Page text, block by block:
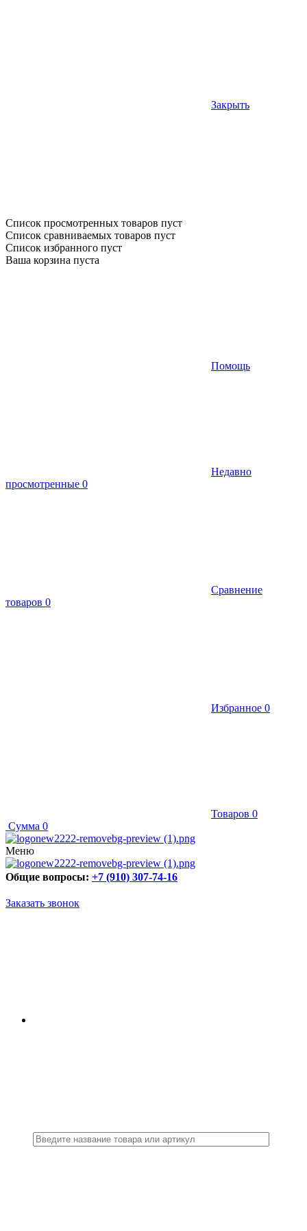
Закрыть
Список просмотренных товаров пуст
Список сравниваемых товаров пуст
Список избранного пуст
Ваша корзина пуста
Помощь
Недавно
просмотренные 0
Сравнение
товаров 0
Избранное 0
Товаров 0
Сумма 0
Меню
Общие вопросы: +7 (910) 307-74-16
Заказать звонок